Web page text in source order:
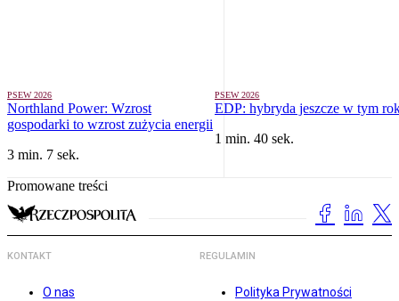
PSEW 2026
Northland Power: Wzrost
gospodarki to wzrost zużycia energii
3 min. 7 sek.
PSEW 2026
EDP: hybryda jeszcze w tym
1 min. 40 sek.
Promowane treści
KONTAKT
O nas
REGULAMIN
Polityka Prywatności